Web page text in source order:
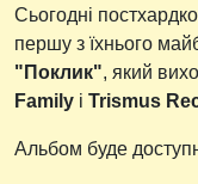
Сьогодні
першу з їхнього
"Поклик", який
Family i Trismus
Альбом буде